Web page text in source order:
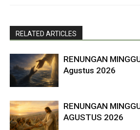
RELATED ARTICLES
RENUNGAN
Agustus 2026
RENUNGAN
AGUSTUS 2026